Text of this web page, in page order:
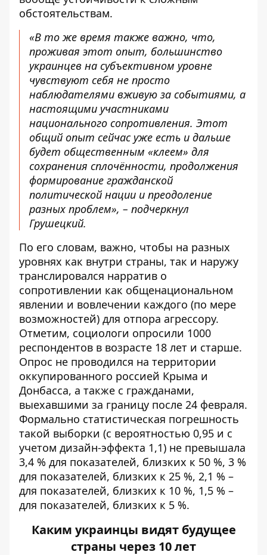
обстоятельствам.
«В то же время также важно, что,
проживая этот опыт, большинство
украинцев на субъективном уровне
чувствуют себя не просто
наблюдателями вживую за событиями, а
настоящими участниками
национального сопротивления. Этот
общий опыт сейчас уже есть и дальше
будет общественным «клеем» для
сохранения сплочённости, продолжения
формирование гражданской
политической нации и преодоление
разных проблем», – подчеркнул
Грушецкий.
По его словам, важно, чтобы на разных
уровнях как внутри страны, так и наружу
транслировался нарратив о
сопротивлении как общенациональном
явлении и вовлечении каждого (по мере
возможностей) для отпора агрессору.
Отметим, социологи опросили 1000
респондентов в возрасте 18 лет и старше.
Опрос не проводился на территории
оккупированного россией Крыма и
Донбасса, а также с гражданами,
выехавшими за границу после 24 февраля.
Формально статистическая погрешность
такой выборки (с вероятностью 0,95 и с
учетом дизайн-эффекта 1,1) не превышала
3,4 % для показателей, близких к 50 %, 3 %
для показателей, близких к 25 %, 2,1 % –
для показателей, близких к 10 %, 1,5 % –
для показателей, близких к 5 %.
Каким украинцы видят будущее
страны через 10 лет